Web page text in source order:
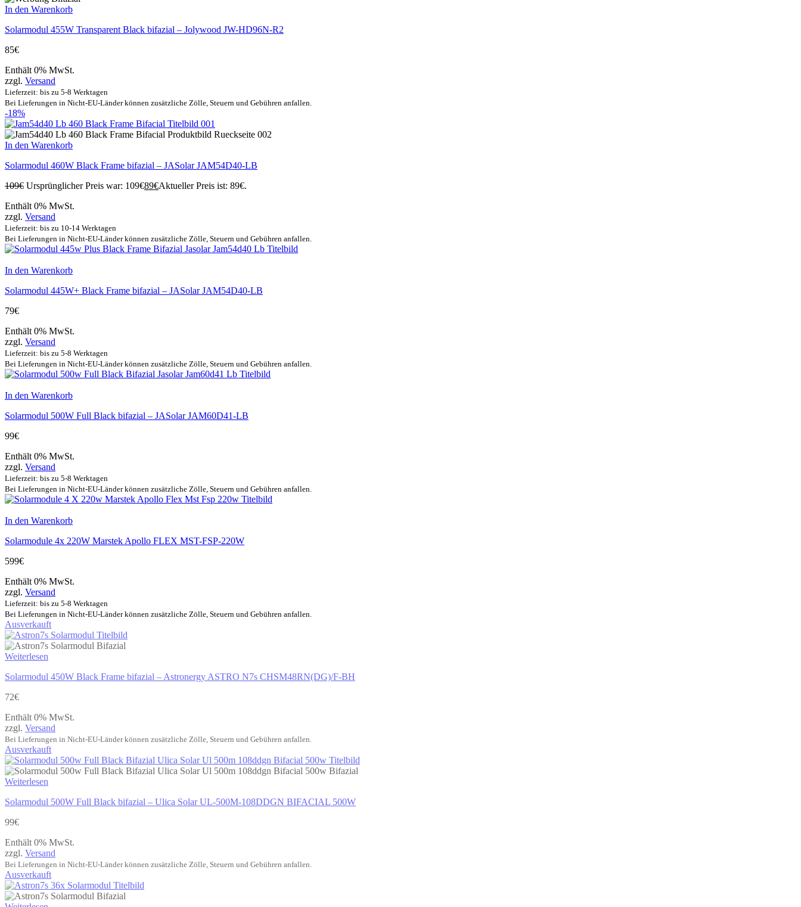
In den Warenkorb
Solarmodul 455W Transparent Black bifazial – Jolywood JW-HD96N-R2
85€
Enthält 0% MwSt.
zzgl. Versand
Lieferzeit: bis zu 5-8 Werktagen
Bei Lieferungen in Nicht-EU-Länder können zusätzliche Zölle, Steuern und Gebühren anfallen.
-18%
In den Warenkorb
Solarmodul 460W Black Frame bifazial – JASolar JAM54D40-LB
109€ Ursprünglicher Preis war: 109€89€Aktueller Preis ist: 89€.
Enthält 0% MwSt.
zzgl. Versand
Lieferzeit: bis zu 10-14 Werktagen
Bei Lieferungen in Nicht-EU-Länder können zusätzliche Zölle, Steuern und Gebühren anfallen.
In den Warenkorb
Solarmodul 445W+ Black Frame bifazial – JASolar JAM54D40-LB
79€
Enthält 0% MwSt.
zzgl. Versand
Lieferzeit: bis zu 5-8 Werktagen
Bei Lieferungen in Nicht-EU-Länder können zusätzliche Zölle, Steuern und Gebühren anfallen.
In den Warenkorb
Solarmodul 500W Full Black bifazial – JASolar JAM60D41-LB
99€
Enthält 0% MwSt.
zzgl. Versand
Lieferzeit: bis zu 5-8 Werktagen
Bei Lieferungen in Nicht-EU-Länder können zusätzliche Zölle, Steuern und Gebühren anfallen.
In den Warenkorb
Solarmodule 4x 220W Marstek Apollo FLEX MST-FSP-220W
599€
Enthält 0% MwSt.
zzgl. Versand
Lieferzeit: bis zu 5-8 Werktagen
Bei Lieferungen in Nicht-EU-Länder können zusätzliche Zölle, Steuern und Gebühren anfallen.
Ausverkauft
Weiterlesen
Solarmodul 450W Black Frame bifazial – Astronergy ASTRO N7s CHSM48RN(DG)/F-BH
72€
Enthält 0% MwSt.
zzgl. Versand
Bei Lieferungen in Nicht-EU-Länder können zusätzliche Zölle, Steuern und Gebühren anfallen.
Ausverkauft
Weiterlesen
Solarmodul 500W Full Black bifazial – Ulica Solar UL-500M-108DDGN BIFACIAL 500W
99€
Enthält 0% MwSt.
zzgl. Versand
Bei Lieferungen in Nicht-EU-Länder können zusätzliche Zölle, Steuern und Gebühren anfallen.
Ausverkauft